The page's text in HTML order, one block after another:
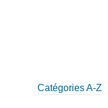
Catégories A-Z